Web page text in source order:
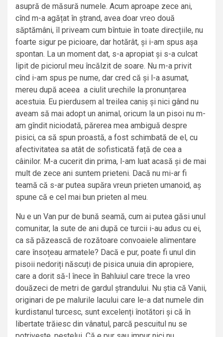
asupră de măsură numele. Acum aproape zece ani,
cînd m-a agățat în ștrand, avea doar vreo două
săptămâni, îl priveam cum bîntuie în toate direcțiile, nu
foarte sigur pe picioare, dar hotărât, și i-am spus așa
spontan. La un moment dat, s-a apropiat și s-a culcat
lipit de piciorul meu încălzit de soare. Nu m-a privit
cînd i-am spus pe nume, dar cred că și l-a asumat,
mereu după aceea a ciulit urechile la pronunțarea
acestuia. Eu pierdusem al treilea caniș și nici gând nu
aveam să mai adopt un animal, oricum la un pisoi nu m-
am gîndit niciodată, părerea mea ambiguă despre
pisici, ca să spun proastă, a fost schimbată de el, cu
afectivitatea sa atât de sofisticată față de cea a
câinilor. M-a cucerit din prima, l-am luat acasă și de mai
mult de zece ani suntem prieteni. Dacă nu mi-ar fi
teamă că s-ar putea supăra vreun prieten umanoid, aș
spune că e cel mai bun prieten al meu.
Nu e un Van pur de bună seamă, cum ai putea găsi unul
comunitar, la sute de ani după ce turcii i-au adus cu ei,
ca să păzească de rozătoare convoaiele alimentare
care însoțeau armatele? Dacă e pur, poate fi unul din
pisoii nedoriți născuți de pisica unuia din apropiere,
care a dorit să-l înece în Bahluiul care trece la vreo
douăzeci de metri de gardul ștrandului. Nu știa că Vanii,
originari de pe malurile lacului care le-a dat numele din
kurdistanul turcesc, sunt excelenți înotători și că în
libertate trăiesc din vânatul, parcă pescuitul nu se